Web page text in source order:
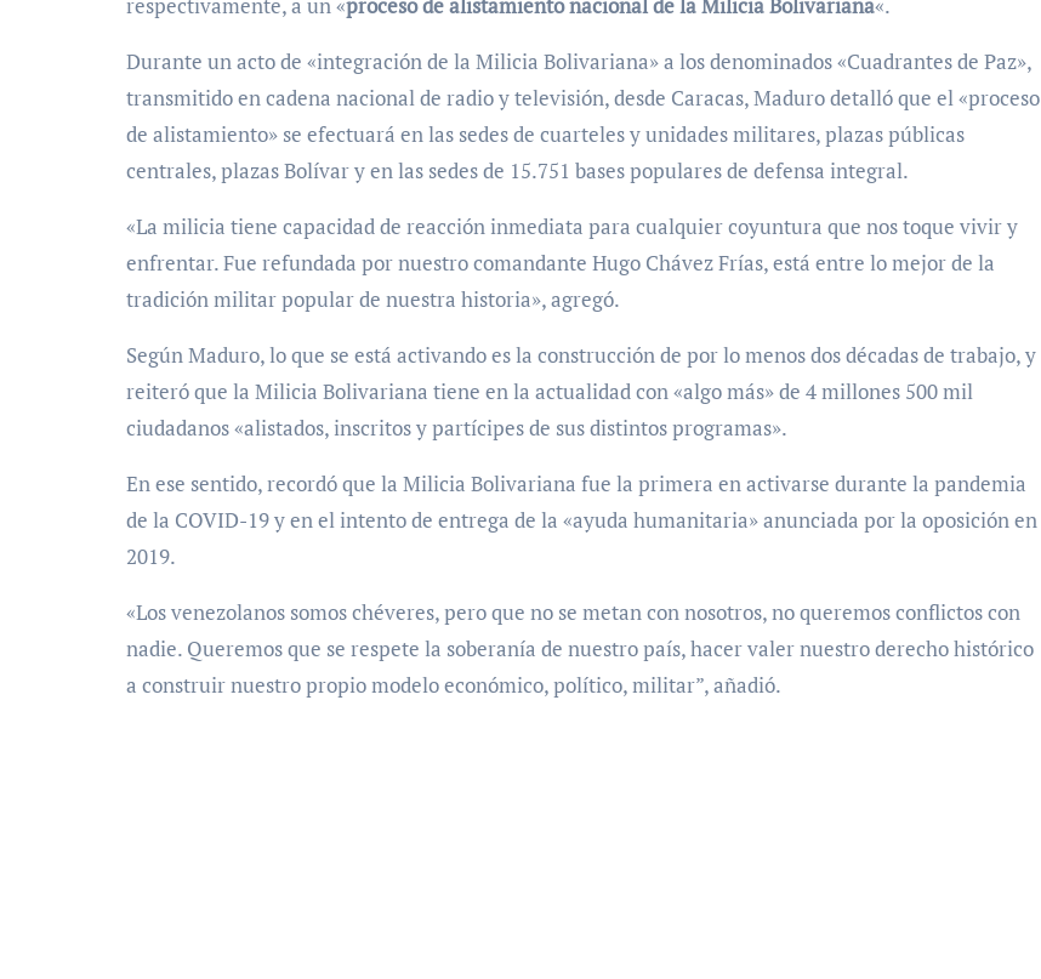
Durante un acto de «integración de la Milicia Bolivariana» a los denominados «Cuadrantes de Paz»,
transmitido en cadena nacional de radio y televisión, desde Caracas, Maduro detalló que el «proceso
de alistamiento» se efectuará en las sedes de cuarteles y unidades militares, plazas públicas
centrales, plazas Bolívar y en las sedes de 15.751 bases populares de defensa integral.
«La milicia tiene capacidad de reacción inmediata para cualquier coyuntura que nos toque vivir y
enfrentar. Fue refundada por nuestro comandante Hugo Chávez Frías, está entre lo mejor de la
tradición militar popular de nuestra historia», agregó.
Según Maduro, lo que se está activando es la construcción de por lo menos dos décadas de trabajo, y
reiteró que la Milicia Bolivariana tiene en la actualidad con «algo más» de 4 millones 500 mil
ciudadanos «alistados, inscritos y partícipes de sus distintos programas».
En ese sentido, recordó que la Milicia Bolivariana fue la primera en activarse durante la pandemia
de la COVID-19 y en el intento de entrega de la «ayuda humanitaria» anunciada por la oposición en
2019.
«Los venezolanos somos chéveres, pero que no se metan con nosotros, no queremos conflictos con
nadie. Queremos que se respete la soberanía de nuestro país, hacer valer nuestro derecho histórico
a construir nuestro propio modelo económico, político, militar”, añadió.